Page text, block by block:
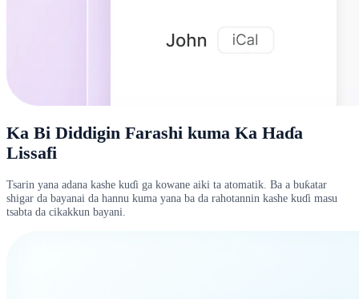
Ka Bi Diddigin Farashi kuma Ka Haɗa
Lissafi
Tsarin yana adana kashe kuɗi ga kowane aiki ta atomatik. Ba a buƙatar
shigar da bayanai da hannu kuma yana ba da rahotannin kashe kuɗi masu
tsabta da cikakkun bayani.